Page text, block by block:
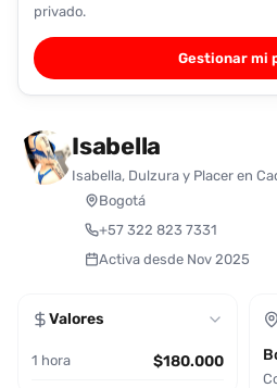
privado.
Gestionar mi
Isabella
Isabella, Dulzura y Placer en
Bogotá
+57 322 823 7331
Activa desde Nov 2025
Valores
1 hora $180.000